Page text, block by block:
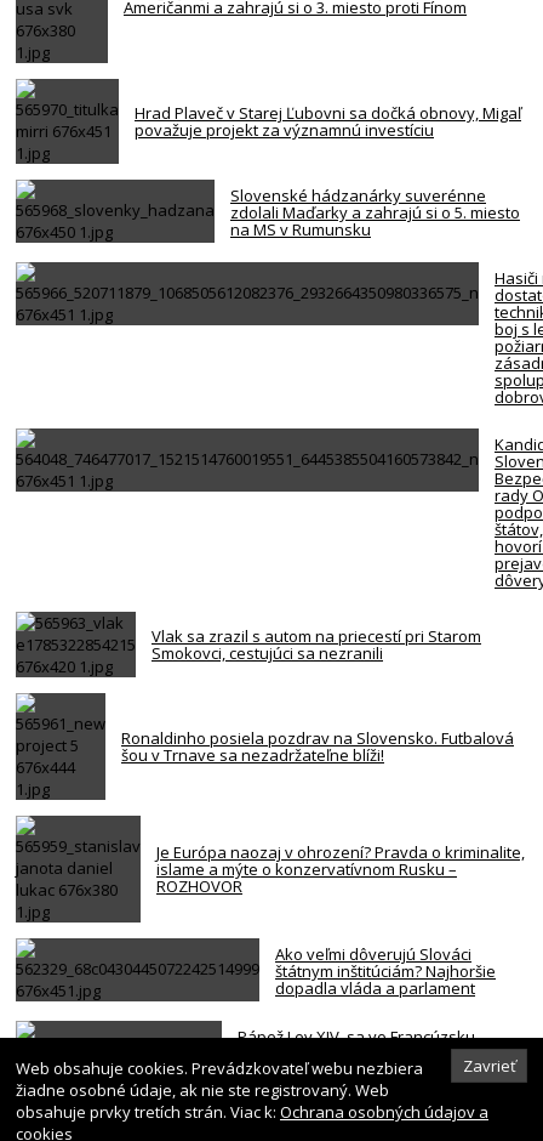
Američanmi a zahrajú si o 3. miesto proti Fínom
Hrad Plaveč v Starej Ľubovni sa dočká obnovy, Migaľ
považuje projekt za významnú investíciu
Slovenské hádzanárky suverénne
zdolali Maďarky a zahrajú si o 5. miesto
na MS v Rumunsku
Hasiči
boj s
rady
Vlak sa zrazil s autom na priecestí pri Starom
Smokovci, cestujúci sa nezranili
Ronaldinho posiela pozdrav na Slovensko. Futbalová
šou v Trnave sa nezadržateľne blíži!
Je Európa naozaj v ohrození? Pravda o kriminalite,
islame a mýte o konzervatívnom Rusku –
ROZHOVOR
Ako veľmi dôverujú Slováci
štátnym inštitúciám? Najhoršie
dopadla vláda a parlament
Pápež Lev XIV. sa vo Francúzsku
stretne s obeťami sexuálneho
zneužívania kňazmi Zavrieť
Web obsahuje cookies. Prevádzkovateľ webu nezbiera
žiadne osobné údaje, ak nie ste registrovaný. Web
obsahuje prvky tretích strán. Viac k: Ochrana osobných údajov a
cookies